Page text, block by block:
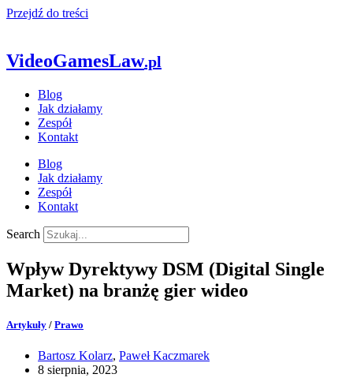
Przejdź do treści
VideoGamesLaw.pl
Blog
Jak działamy
Zespół
Kontakt
Blog
Jak działamy
Zespół
Kontakt
Search
Wpływ Dyrektywy DSM (Digital Single
Market) na branżę gier wideo
Artykuły / Prawo
Bartosz Kolarz, Paweł Kaczmarek
8 sierpnia, 2023